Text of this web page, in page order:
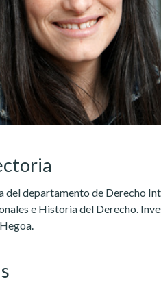
del departamento de Derecho
e Historia del Derecho.